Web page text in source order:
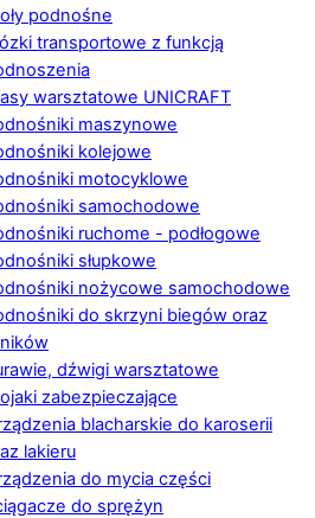
podnośne
transportowe z funkcją
warsztatowe UNICRAFT
maszynowe
kolejowe
motocyklowe
samochodowe
ruchome - podłogowe
słupkowe
nożycowe samochodowe
do skrzyni biegów oraz
dźwigi warsztatowe
zabezpieczające
blacharskie do karoserii
lakieru
do mycia części
do sprężyn